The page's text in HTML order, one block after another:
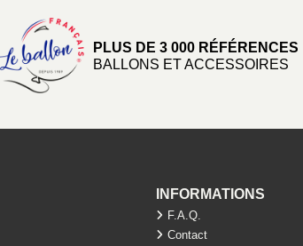
PLUS DE 3 000 RÉFÉRENCES
BALLONS ET ACCESSOIRES
INFORMATIONS
F.A.Q.
Contact